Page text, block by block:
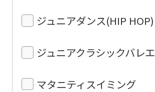
ジュニアダンス(HIP HOP)
ジュニアクラシックバレエ
マタニティスイミング